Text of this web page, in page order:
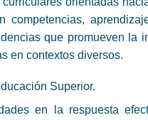
competencias,
que promueven la
en contextos diversos.
Superior.
en la respuesta